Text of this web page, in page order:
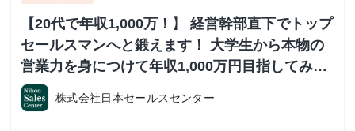
【20代で年収1,000万！】 経営幹部直下でトップ
セールスマンへと鍛えます！ 大学生から本物の
営業力を身につけて年収1,000万円目指してみま
せんか？ ※当社直結内定あり #学歴不問 #未経験
可 #1.2年生可 - 株式会社日本セールスセンター
株式会社日本セールスセンター